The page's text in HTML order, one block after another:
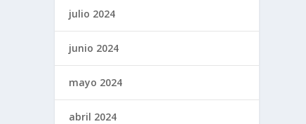
julio 2024
junio 2024
mayo 2024
abril 2024